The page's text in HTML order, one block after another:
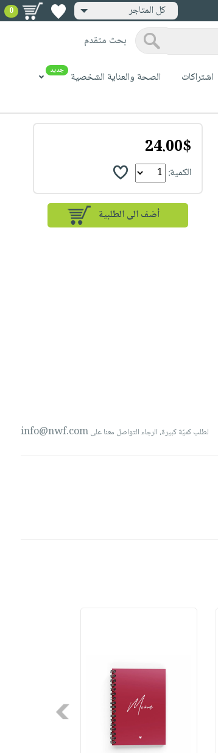
كل المتاجر 0
بحث متقدم
اشتراكات الصحة والعناية الشخصية جديد
24.00$
الكمية:
لطلب كميّة كبيرة، الرجاء التواصل معنا علىinfo@nwf.com
Next